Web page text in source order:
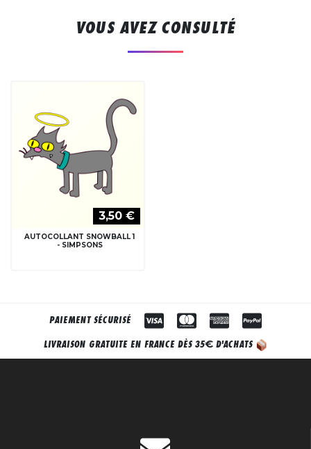
VOUS AVEZ CONSULTÉ
3,50 €
AUTOCOLLANT SNOWBALL 1
- SIMPSONS
PAIEMENT SÉCURISÉ
LIVRAISON GRATUITE EN FRANCE DÈS 35€ D'ACHATS